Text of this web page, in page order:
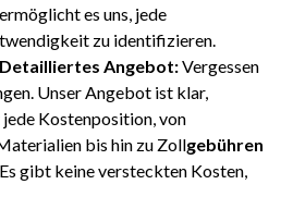
es uns, jede
zu identifizieren.
Angebot:Vergessen
Unser Angebot ist klar,
Kostenposition, von
bis hin zu Zollgebühren
gibt keine versteckten Kosten,